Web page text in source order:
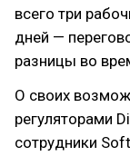
всего три
дней —
разницы во
О своих
регуляторами
сотрудники